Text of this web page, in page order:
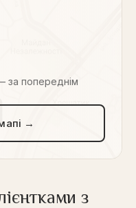
за попереднім
→
з